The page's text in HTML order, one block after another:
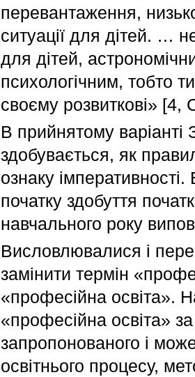
перевантаження,
ситуації для дітей. …
для дітей,
психологічним, тобто
своєму розвиткові» [4,
В прийнятому варіанті
здобувається, як
ознаку
початку здобуття
навчального року
Висловлювалися і
замінити термін
«професійна освіта».
«професійна освіта»
запропонованого і
освітнього процесу,